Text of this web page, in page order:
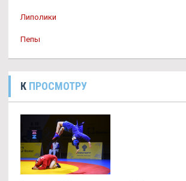
Липолики
Пепы
К ПРОСМОТРУ